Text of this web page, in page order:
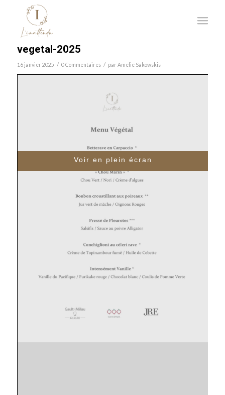
vegetal-2025
16 janvier 2025 / 0 Commentaires / par Amelie Sakowskis
Voir en plein écran